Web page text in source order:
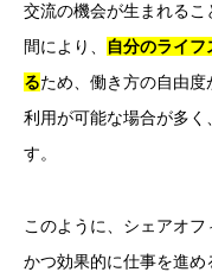
交流の機会が生まれる
間により、
自分のライ
るため、働き方の自由
利用が可能な場合が多く
す。
このように、シェアオ
かつ効果的に仕事を進め